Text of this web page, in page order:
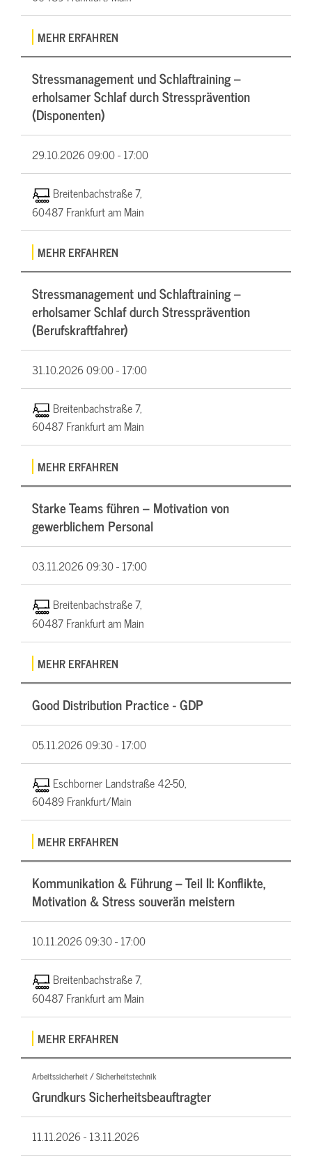
MEHR ERFAHREN
Stressmanagement und Schlaftraining –
erholsamer Schlaf durch Stressprävention
(Disponenten)
29.10.202609:00 - 17:00
Breitenbachstraße 7,
60487 Frankfurt am Main
MEHR ERFAHREN
Stressmanagement und Schlaftraining –
erholsamer Schlaf durch Stressprävention
(Berufskraftfahrer)
31.10.202609:00 - 17:00
Breitenbachstraße 7,
60487 Frankfurt am Main
MEHR ERFAHREN
Starke Teams führen – Motivation von
gewerblichem Personal
03.11.202609:30 - 17:00
Breitenbachstraße 7,
60487 Frankfurt am Main
MEHR ERFAHREN
Good Distribution Practice - GDP
05.11.202609:30 - 17:00
Eschborner Landstraße 42-50,
60489 Frankfurt/Main
MEHR ERFAHREN
Kommunikation & Führung – Teil II: Konflikte,
Motivation & Stress souverän meistern
10.11.202609:30 - 17:00
Breitenbachstraße 7,
60487 Frankfurt am Main
MEHR ERFAHREN
Arbeitssicherheit / Sicherheitstechnik
Grundkurs Sicherheitsbeauftragter
11.11.2026 -13.11.2026